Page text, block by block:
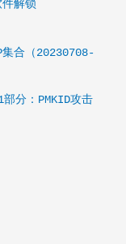
解锁
合（20230708-
分：PMKID攻击